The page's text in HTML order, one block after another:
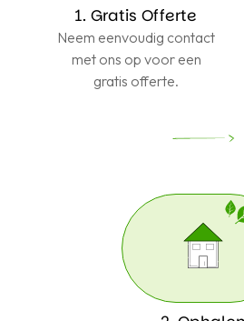
1. Gratis Offerte
Neem eenvoudig contact
met ons op voor een
gratis offerte.